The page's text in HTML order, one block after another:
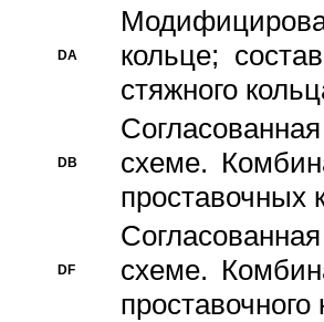
DA
кольце;
стяжного
DB
схеме.
проставочных
DF
схеме.
проставочного